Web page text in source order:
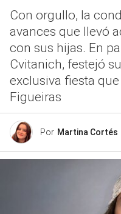
Con orgullo, la
avances que llevó
con sus hijas. En
Cvitanich, festejó
exclusiva fiesta
Figueiras
Por Martina Cortés